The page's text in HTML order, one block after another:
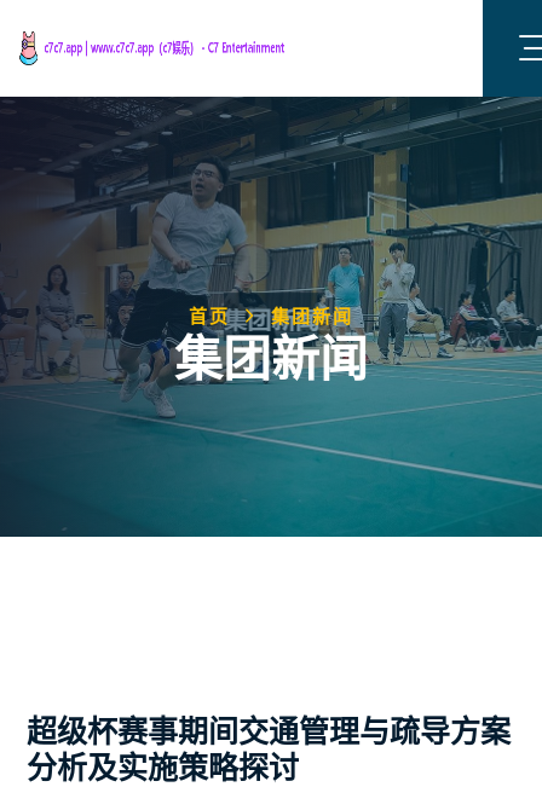
首页 集团新闻
集团新闻
超级杯赛事期间交通管理与疏导方案
分析及实施策略探讨